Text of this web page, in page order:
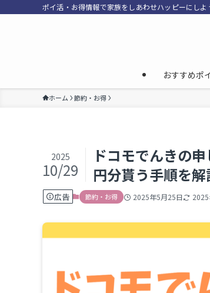
ポイ活・お得情報で家族をしあわせハッピーにしよ
おすすめポ
ホーム 節約・お得
ドコモでんきの
円分貰う手順を
2025
10/29
広告 節約・お得 2025年5月25日